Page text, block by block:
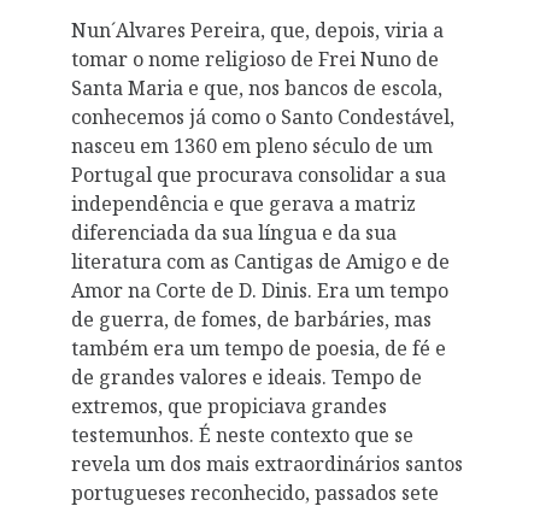
Nun´Alvares Pereira, que, depois, viria a
tomar o nome religioso de Frei Nuno de
Santa Maria e que, nos bancos de escola,
conhecemos já como o Santo Condestável,
nasceu em 1360 em pleno século de um
Portugal que procurava consolidar a sua
independência e que gerava a matriz
diferenciada da sua língua e da sua
literatura com as Cantigas de Amigo e de
Amor na Corte de D. Dinis. Era um tempo
de guerra, de fomes, de barbáries, mas
também era um tempo de poesia, de fé e
de grandes valores e ideais. Tempo de
extremos, que propiciava grandes
testemunhos. É neste contexto que se
revela um dos mais extraordinários santos
portugueses reconhecido, passados sete